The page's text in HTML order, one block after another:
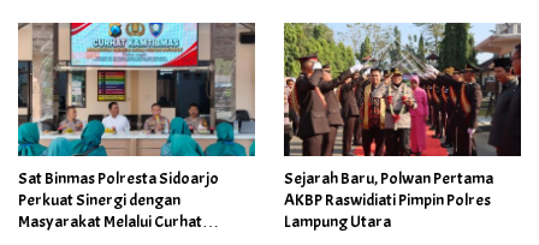
Sat Binmas Polresta Sidoarjo
Perkuat Sinergi dengan
Masyarakat Melalui Curhat
Sejarah Baru, Polwan Pertama
AKBP Raswidiati Pimpin Polres
Lampung Utara